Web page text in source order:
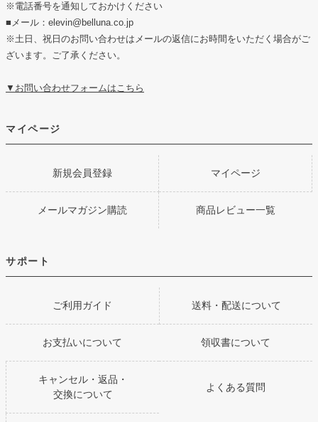
※電話番号を通知しておかけください
■メール：elevin@belluna.co.jp
※土日、祝日のお問い合わせはメールの返信にお時間をいただく場合がご
ざいます。ご了承ください。
▼お問い合わせフォームはこちら
マイページ
新規会員登録 マイページ
メールマガジン購読 商品レビュー一覧
サポート
ご利用ガイド 送料・配送について
お支払いについて 領収書について
キャンセル・返品・
交換について
よくある質問